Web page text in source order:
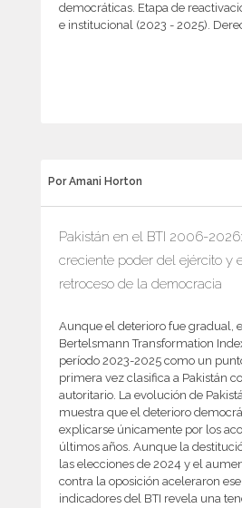
democráticas. Etapa de
e institucional (2023 - 2025).
Por Amani Horton
Pakistán en el BTI 2006-
creciente poder del ejército y
retroceso de la democracia
Aunque el deterioro fue gradual,
Bertelsmann Transformation
período 2023-2025 como un
primera vez clasifica a Pakistán
autoritario. La evolución de
muestra que el deterioro
explicarse únicamente por los
últimos años. Aunque la
las elecciones de 2024 y el
contra la oposición aceleraron
indicadores del BTI revela una